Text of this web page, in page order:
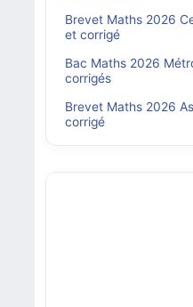
Brevet Maths 2026
et corrigé
Bac Maths 2026
corrigés
Brevet Maths 2026
corrigé